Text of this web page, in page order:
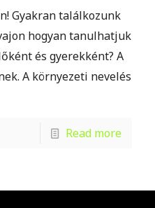
Gyakran találkozunk
hogyan tanulhatjuk
és gyerekként? A
A környezeti nevelés
Read more